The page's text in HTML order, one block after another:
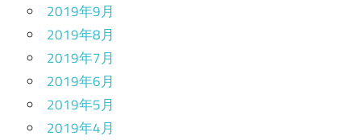
2019年9月
2019年8月
2019年7月
2019年6月
2019年5月
2019年4月